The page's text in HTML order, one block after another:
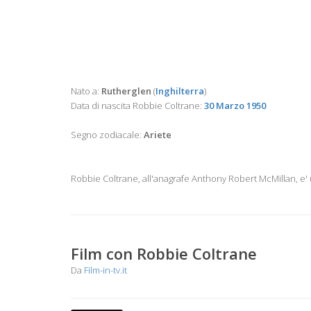
Nato a: Rutherglen (Inghilterra)
Data di nascita Robbie Coltrane: 30 Marzo 1950
Segno zodiacale: Ariete
Robbie Coltrane, all'anagrafe Anthony Robert McMillan,
Film con Robbie Coltrane
Da Film-in-tv.it